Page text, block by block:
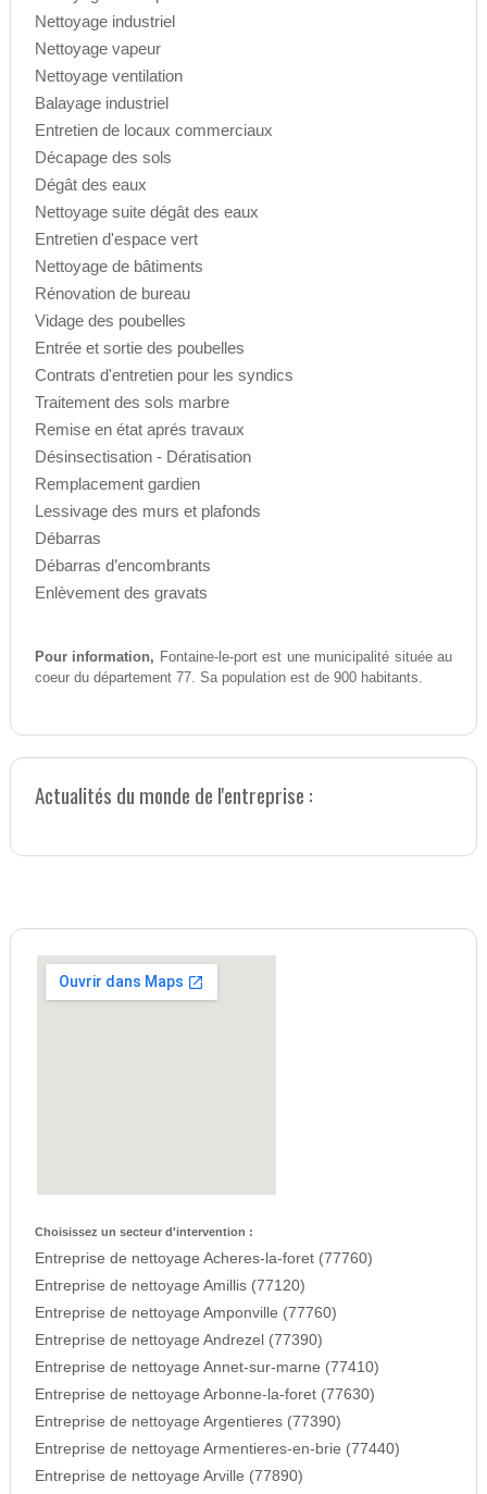
Nettoyage industriel
Nettoyage vapeur
Nettoyage ventilation
Balayage industriel
Entretien de locaux commerciaux
Décapage des sols
Dégât des eaux
Nettoyage suite dégât des eaux
Entretien d'espace vert
Nettoyage de bâtiments
Rénovation de bureau
Vidage des poubelles
Entrée et sortie des poubelles
Contrats d'entretien pour les syndics
Traitement des sols marbre
Remise en état aprés travaux
Désinsectisation - Dératisation
Remplacement gardien
Lessivage des murs et plafonds
Débarras
Débarras d’encombrants
Enlèvement des gravats
Pour information, Fontaine-le-port est une municipalité située au
coeur du département 77. Sa population est de 900 habitants.
Actualités du monde de l'entreprise :
Choisissez un secteur d'intervention :
Entreprise de nettoyage Acheres-la-foret (77760)
Entreprise de nettoyage Amillis (77120)
Entreprise de nettoyage Amponville (77760)
Entreprise de nettoyage Andrezel (77390)
Entreprise de nettoyage Annet-sur-marne (77410)
Entreprise de nettoyage Arbonne-la-foret (77630)
Entreprise de nettoyage Argentieres (77390)
Entreprise de nettoyage Armentieres-en-brie (77440)
Entreprise de nettoyage Arville (77890)